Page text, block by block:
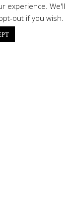
del Viaje
experience. We'll
out if you wish.